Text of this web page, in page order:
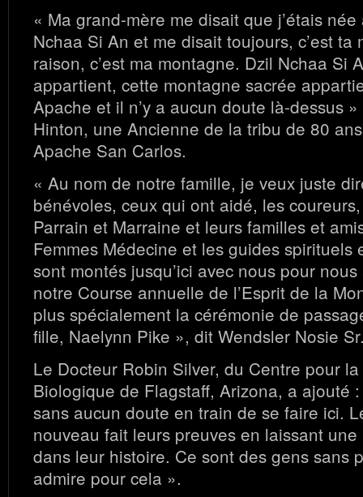
« Ma grand-mère me disait que j’étais
Nchaa Si An et me disait toujours, c’est ta
raison, c’est ma montagne. Dzil Nchaa Si
appartient, cette montagne sacrée
Apache et il n’y a aucun doute là-dessus
Hinton, une Ancienne de la tribu de 80
Apache San Carlos.
« Au nom de notre famille, je veux juste
bénévoles, ceux qui ont aidé, les
Parrain et Marraine et leurs familles et
Femmes Médecine et les guides spirituels
sont montés jusqu’ici avec nous pour
notre Course annuelle de l’Esprit de la
plus spécialement la cérémonie de
fille, Naelynn Pike », dit Wendsler Nosie
Le Docteur Robin Silver, du Centre pour
Biologique de Flagstaff, Arizona, a ajouté :
sans aucun doute en train de se faire ici.
nouveau fait leurs preuves en laissant
dans leur histoire. Ce sont des gens sans
admire pour cela ».